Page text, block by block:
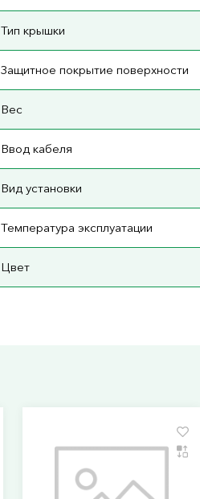
Тип крышки
Защитное покрытие поверхности
Вес
Ввод кабеля
Вид установки
Температура эксплуатации
Цвет